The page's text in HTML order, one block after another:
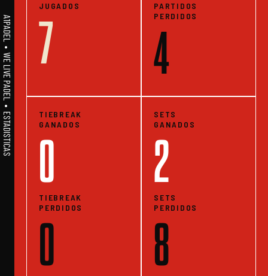
A1PADEL • WE LIVE PADEL • ESTADISTICAS
JUGADOS
7
PARTIDOS
PERDIDOS
4
TIEBREAK
GANADOS
0
TIEBREAK
PERDIDOS
0
SETS
GANADOS
2
SETS
PERDIDOS
8